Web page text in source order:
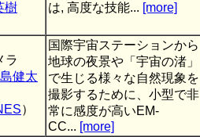
樹
は, 高度な技能... [more]
ラ
健太
）
国際宇宙ステーションから
地球の夜景や「宇宙の渚」
で生じる様々な自然現象を
撮影するために、小型で非
常に感度が高いEM-
CC... [more]